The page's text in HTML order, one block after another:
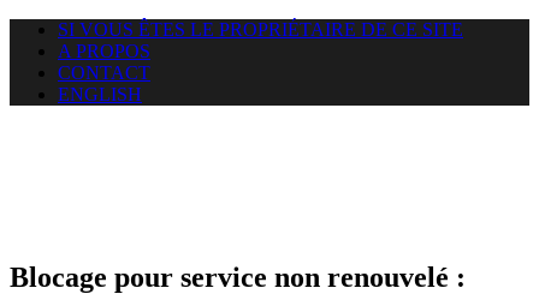
SI VOUS ÊTES LE PROPRIÉTAIRE DE CE SITE
A PROPOS
CONTACT
ENGLISH
Blocage pour service non renouvelé :